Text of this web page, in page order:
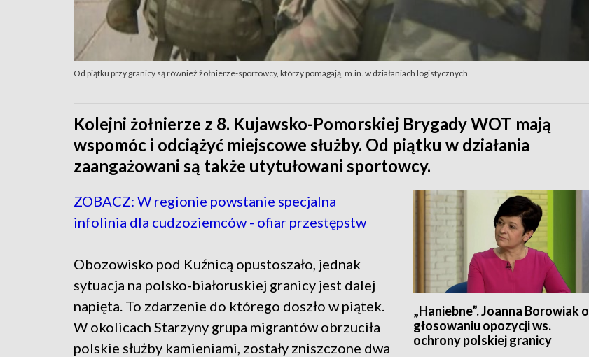
Od piątku przy granicy są również żołnierze-sportowcy, którzy pomagają, m.in. w działaniach logistycznych
Kolejni żołnierze z 8. Kujawsko-Pomorskiej Brygady WOT mają
wspomóc i odciążyć miejscowe służby. Od piątku w działania
zaangażowani są także utytułowani sportowcy.
„Haniebne”. Joanna Borowiak o
głosowaniu opozycji ws.
ochrony polskiej granicy
ZOBACZ: W regionie powstanie specjalna
infolinia dla cudzoziemców - ofiar przestępstw
Obozowisko pod Kuźnicą opustoszało, jednak
sytuacja na polsko-białoruskiej granicy jest dalej
napięta. To zdarzenie do którego doszło w piątek.
W okolicach Starzyny grupa migrantów obrzuciła
polskie służby kamieniami, zostały zniszczone dwa